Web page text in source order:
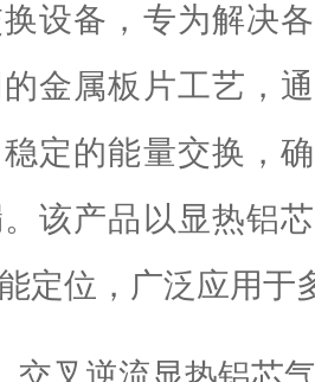
设备，专为解决
金属板片工艺，
定的能量交换，
该产品以显热铝
定位，广泛应用于